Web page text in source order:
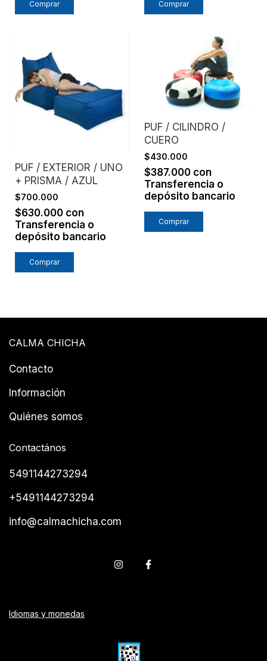
PUF / EXTERIOR / UNO
+ PRISMA / AZUL
$700.000
$630.000 con
Transferencia o
depósito bancario
PUF / CILINDRO /
CUERO
$430.000
$387.000 con
Transferencia o
depósito bancario
CALMA CHICHA
Contacto
Información
Quiénes somos
Contactános
5491144273294
+5491144273294
info@calmachicha.com
Idiomas y monedas